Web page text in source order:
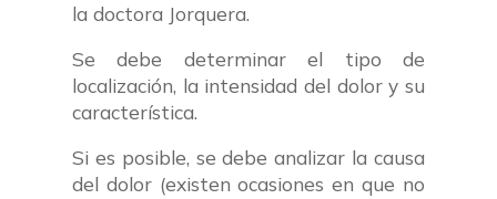
la doctora Jorquera.
Se debe determinar el tipo de
localización, la intensidad del dolor y su
característica.
Si es posible, se debe analizar la causa
del dolor (existen ocasiones en que no